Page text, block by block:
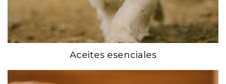
Aceites esenciales